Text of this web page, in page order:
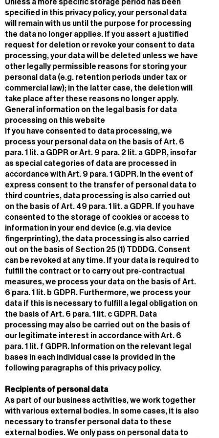
specified in this privacy policy, your personal data
will remain with us until the purpose for processing
the data no longer applies. If you assert a justified
request for deletion or revoke your consent to data
processing, your data will be deleted unless we have
other legally permissible reasons for storing your
personal data (e.g. retention periods under tax or
commercial law); in the latter case, the deletion will
take place after these reasons no longer apply.
General information on the legal basis for data
processing on this website
If you have consented to data processing, we
process your personal data on the basis of Art. 6
para. 1 lit. a GDPR or Art. 9 para. 2 lit. a GDPR, insofar
as special categories of data are processed in
accordance with Art. 9 para. 1 GDPR. In the event of
express consent to the transfer of personal data to
third countries, data processing is also carried out
on the basis of Art. 49 para. 1 lit. a GDPR. If you have
consented to the storage of cookies or access to
information in your end device (e.g. via device
fingerprinting), the data processing is also carried
out on the basis of Section 25 (1) TDDDG. Consent
can be revoked at any time. If your data is required to
fulfill the contract or to carry out pre-contractual
measures, we process your data on the basis of Art.
6 para. 1 lit. b GDPR. Furthermore, we process your
data if this is necessary to fulfill a legal obligation on
the basis of Art. 6 para. 1 lit. c GDPR. Data
processing may also be carried out on the basis of
our legitimate interest in accordance with Art. 6
para. 1 lit. f GDPR. Information on the relevant legal
bases in each individual case is provided in the
following paragraphs of this privacy policy.
Recipients of personal data
As part of our business activities, we work together
with various external bodies. In some cases, it is also
necessary to transfer personal data to these
external bodies. We only pass on personal data to